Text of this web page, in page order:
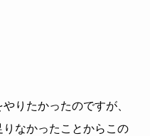
りたかったのですが、
なかったことからこの